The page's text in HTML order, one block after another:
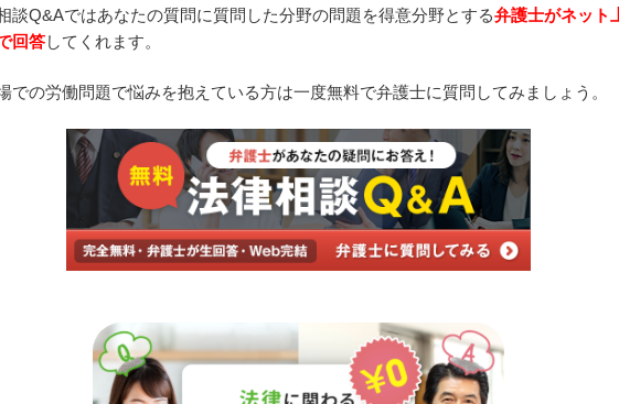
談Q&Aではあなたの質問に質問した分野の問題を得意分野とする弁護士がネット
回答してくれます。
での労働問題で悩みを抱えている方は一度無料で弁護士に質問してみましょう。